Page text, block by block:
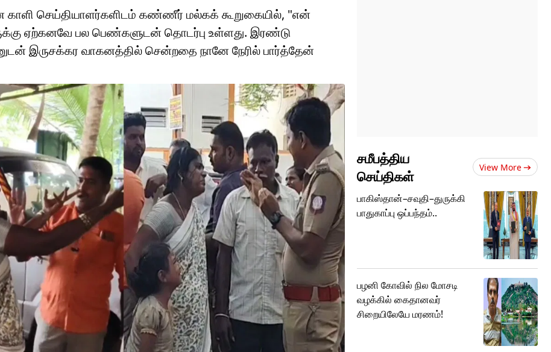
காளி செய்தியாளர்களிடம் கண்ணீர் மல்கக் கூறுகையில், "என்
ஏற்கனவே பல பெண்களுடன் தொடர்பு உள்ளது. இரண்டு
இருசக்கர வாகனத்தில் சென்றதை நானே நேரில் பார்த்தேன்
சமீபத்திய
செய்திகள்
View More
பாகிஸ்தான்–சவுதி–துருக்கி
பாதுகாப்பு ஒப்பந்தம்..
பழனி கோவில் நில மோசடி
வழக்கில் கைதானவர்
சிறையிலேயே மரணம்!